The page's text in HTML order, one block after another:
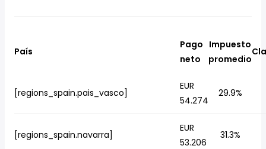
País
Pago
neto
Impuesto
promedio
[regions_spain.pais_vasco]
EUR
54.274
29.9%
[regions_spain.navarra]
EUR
53.206
31.3%